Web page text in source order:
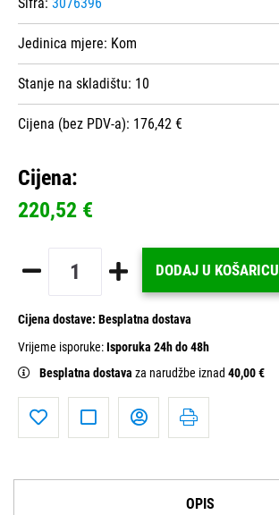
Jedinica mjere: Kom
Stanje na skladištu: 10
Cijena (bez PDV-a): 176,42 €
Cijena:
220,52 €
DODAJ U KOŠARICU
Cijena dostave: Besplatna dostava
Vrijeme isporuke:Isporuka 24h do 48h
Besplatna dostava za narudžbe iznad 40,00 €
OPIS